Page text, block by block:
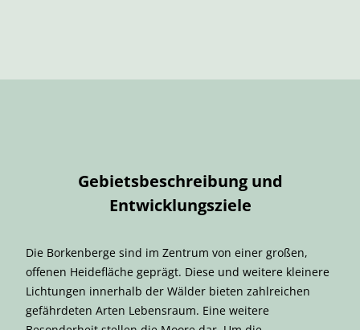
Gebietsbeschreibung und
Entwicklungsziele
Die Borkenberge sind im Zentrum von einer großen,
offenen Heidefläche geprägt. Diese und weitere kleinere
Lichtungen innerhalb der Wälder bieten zahlreichen
gefährdeten Arten Lebensraum. Eine weitere